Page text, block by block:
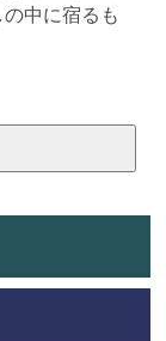
中に宿るも